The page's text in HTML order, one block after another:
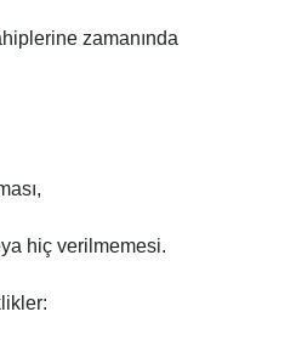
zamanında
hiç verilmemesi.